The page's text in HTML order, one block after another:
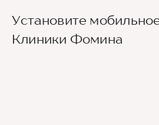
Ведущие врачи региона
Установите
Клиники Фомина